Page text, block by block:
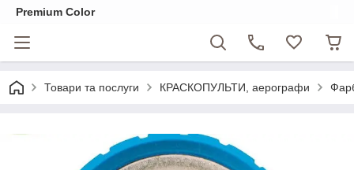
Premium Color
Товари та послуги КРАСКОПУЛЬТИ, аерографи